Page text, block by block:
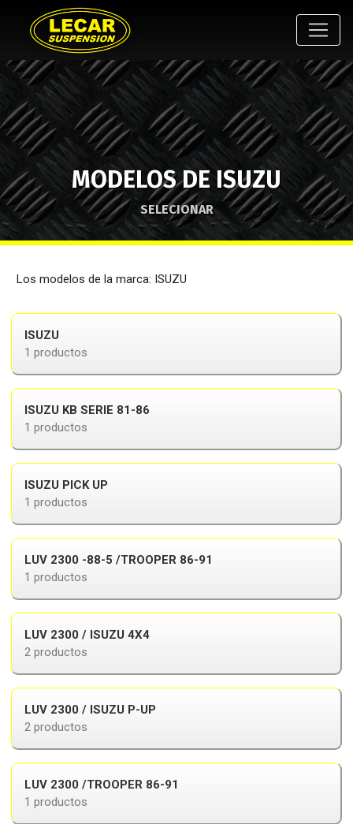
MODELOS DE ISUZU
SELECIONAR
Los modelos de la marca: ISUZU
ISUZU
1 productos
ISUZU KB SERIE 81-86
1 productos
ISUZU PICK UP
1 productos
LUV 2300 -88-5 /TROOPER 86-91
1 productos
LUV 2300 / ISUZU 4X4
2 productos
LUV 2300 / ISUZU P-UP
2 productos
LUV 2300 /TROOPER 86-91
1 productos